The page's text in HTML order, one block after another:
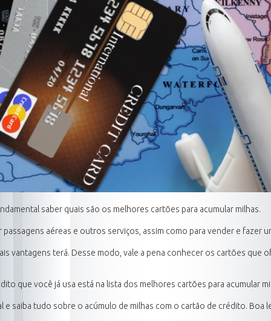
saber quais são os melhores cartões para acumular milhas.
aéreas e outros serviços, assim como para vender e fazer
vantagens terá. Desse modo, vale a pena conhecer os cartões que
que você já usa está na lista dos melhores cartões para acumular
saiba tudo sobre o acúmulo de milhas com o cartão de crédito. Boa